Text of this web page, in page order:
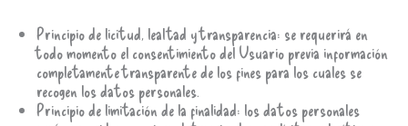
Principio de licitud, lealtad y transparencia: se requerirá en
todo momento el consentimiento del Usuario previa información
completamente transparente de los fines para los cuales se
recogen los datos personales.
Principio de limitación de la finalidad: los datos personales